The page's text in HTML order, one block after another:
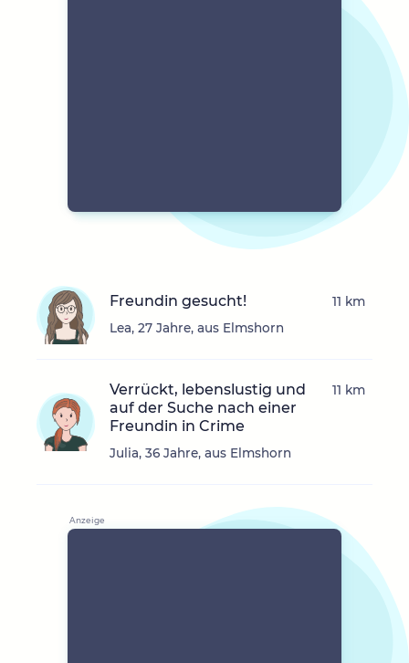
Freundin gesucht!
Lea, 27 Jahre, aus Elmshorn
11 km
Verrückt, lebenslustig und
auf der Suche nach einer
Freundin in Crime
Julia, 36 Jahre, aus Elmshorn
11 km